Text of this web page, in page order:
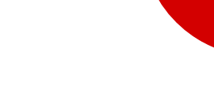
「水頭症」とはどのような疾